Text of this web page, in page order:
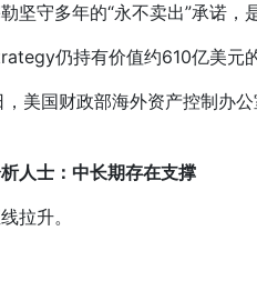
坚守多年的“永不卖出”承诺，
仍持有价值约610亿美元
美国财政部海外资产控制办
人士：中长期存在支撑
拉升。